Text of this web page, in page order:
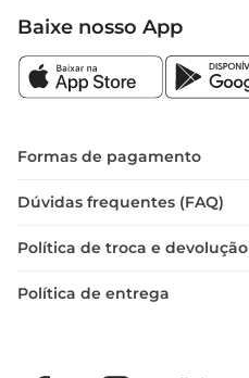
Baixe nosso App
Formas de pagamento
Dúvidas frequentes (FAQ)
Política de troca e devolução
Política de entrega